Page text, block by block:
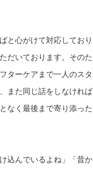
と心がけて対応しており
だいております。そのた
ターケアまで一人のスタ
また同じ話をしなければ
なく最後まで寄り添った
込んでいるよね」「昔か